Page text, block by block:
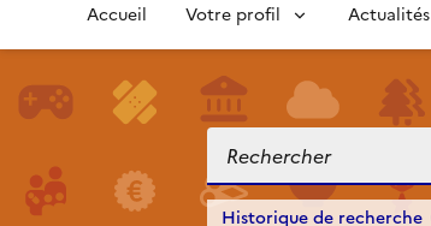
Accueil Votre profil Actualités
Historique de recherche